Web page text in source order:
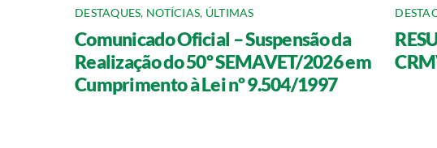
DESTAQUES, NOTÍCIAS, ÚLTIMAS
Comunicado Oficial – Suspensão da
Realização do 50º SEMAVET/2026 em
Cumprimento à Lei nº 9.504/1997